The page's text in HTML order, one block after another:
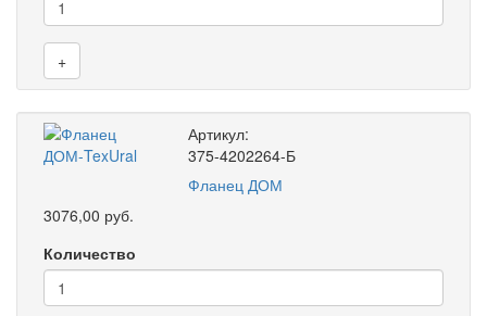
+
Артикул:
375-4202264-Б
Фланец ДОМ
3076,00 руб.
Количество